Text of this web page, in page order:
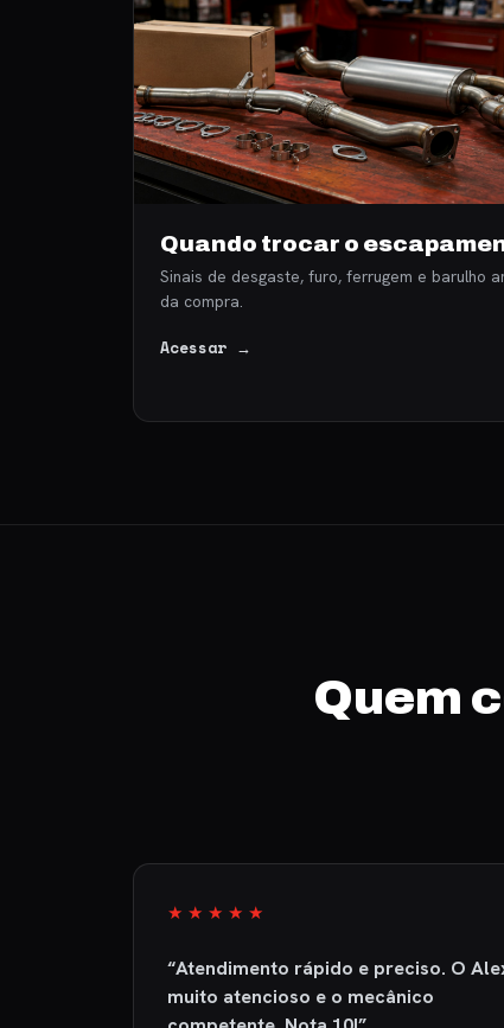
Quando trocar o
Sinais de desgaste, furo, ferrugem e barulho
da compra.
Acessar →
Quem
★★★★★
“Atendimento rápido e preciso. O
muito atencioso e o mecânico